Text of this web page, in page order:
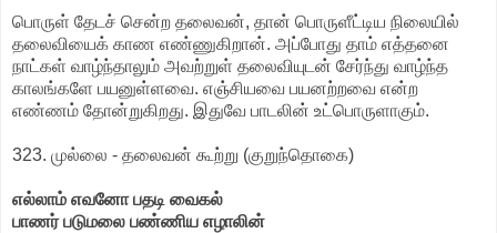
பொருள் தேடச் சென்ற தலைவன், தான் பொருளீட்டிய நிலையில்
தலைவியைக் காண எண்ணுகிறான். அப்போது தாம் எத்தனை
நாட்கள் வாழ்ந்தாலும் அவற்றுள் தலைவியுடன் சேர்ந்து வாழ்ந்த
காலங்களே பயனுள்ளவை. எஞ்சியவை பயனற்றவை என்ற
எண்ணம் தோன்றுகிறது. இதுவே பாடலின் உட்பொருளாகும்.
323. முல்லை - தலைவன் கூற்று (குறுந்தொகை)
எல்லாம் எவனோ பதடி வைகல்
பாணர் படுமலை பண்ணிய எழாலின்